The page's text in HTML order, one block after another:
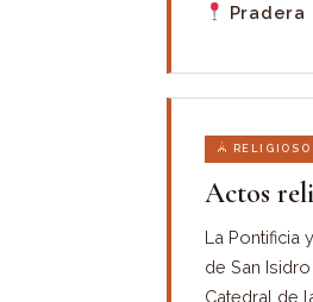
Pradera
RELIGIOSO
Actos
La Pontificia
de San
Catedral de